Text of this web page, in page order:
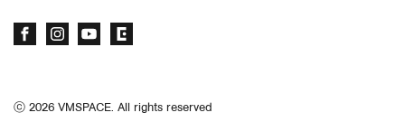
ⓒ 2026 VMSPACE. All rights reserved